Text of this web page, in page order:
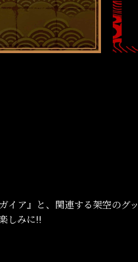
イア』と、関連する架空のグッ
しみに!!